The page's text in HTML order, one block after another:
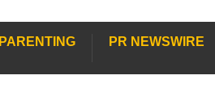
PARENTING PR NEWSWIRE